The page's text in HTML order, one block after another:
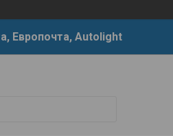
Европочта, Autolight